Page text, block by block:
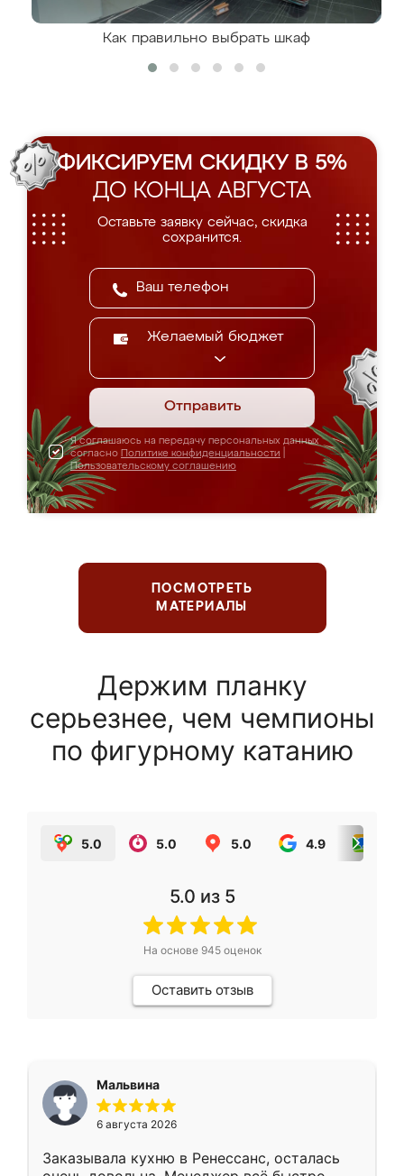
Как правильно выбрать шкаф
ФИКСИРУЕМ СКИДКУ В 5%
ДО КОНЦА АВГУСТА
Оставьте заявку сейчас, скидка
сохранится.
Желаемый бюджет
Отправить
Я соглашаюсь на передачу персональных данных
согласно Политике конфиденциальности
Пользовательскому соглашению
ПОСМОТРЕТЬ
МАТЕРИАЛЫ
Держим планку
серьезнее, чем чемпионы
по фигурному катанию
5.0 5.0 5.0 4.9
5.0 из 5
На основе 945оценок
Оставить отзыв
Мальвина
6 августа 2026
Заказывала кухню в Ренессанс, осталась